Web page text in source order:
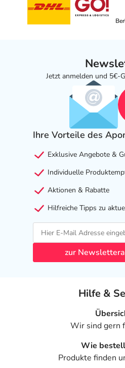
Jetzt anmelden und 5€-
Ihre Vorteile des
Exklusive Angebote &
Individuelle
Aktionen & Rabatte
Hilfreiche Tipps zu
zur
Hilfe &
Wir sind gern
Wie
Produkte finden